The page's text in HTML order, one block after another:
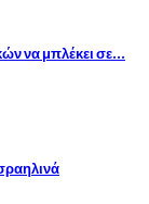
να μπλέκει σε…